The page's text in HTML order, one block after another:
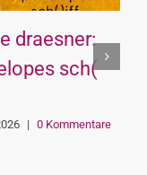
draesner:
sch(
| 0 Kommentare